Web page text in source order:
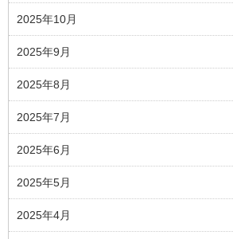
2025年10月
2025年9月
2025年8月
2025年7月
2025年6月
2025年5月
2025年4月